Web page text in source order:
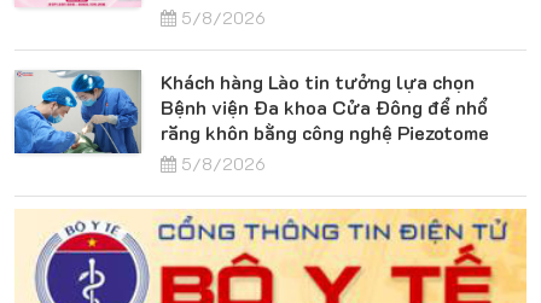
5/8/2026
Khách hàng Lào tin tưởng lựa chọn
Bệnh viện Đa khoa Cửa Đông để nhổ
răng khôn bằng công nghệ Piezotome
5/8/2026